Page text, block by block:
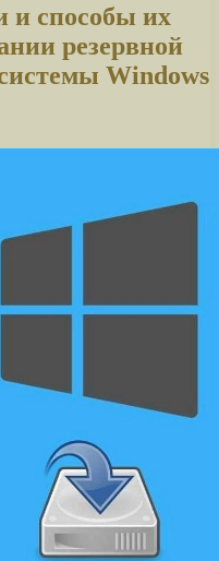
и способы их
резервной
Windows